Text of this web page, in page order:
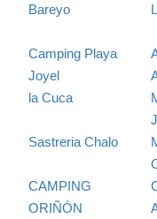
Bareyo
Camping Playa
Joyel
la Cuca
Sastreria Chalo
CAMPING
ORIÑÓN